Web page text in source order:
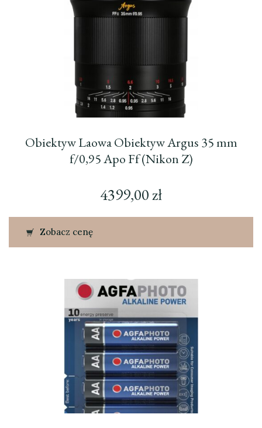
Obiektyw Laowa Obiektyw Argus 35 mm
f/0,95 Apo Ff (Nikon Z)
4399,00zł
Zobacz cenę